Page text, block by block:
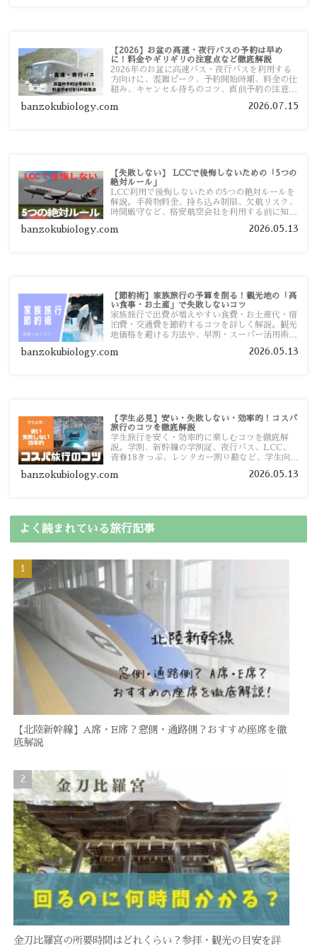
【2026】お盆の高速・夜行バスの予約は早め
に！料金やギリギリの注意点など徹底解説
2026年のお盆に高速バス・夜行バスを利用する
方向けに、混雑ピーク、予約開始時期、料金の仕
組み、キャンセル待ちのコツ、直前予約の注意点
banzokubiology.com 2026.07.15
【失敗しない】 LCCで後悔しないための「5つの
絶対ルール」
LCC利用で後悔しないための5つの絶対ルールを
解説。手荷物料金、持ち込み制限、欠航リスク、
時間厳守など、格安航空会社を利用する前に知っ
す。
banzokubiology.com 2026.05.13
【節約術】家族旅行の予算を削る！観光地の「高
い食事・お土産」で失敗しないコツ
家族旅行で出費が増えやすい食費・お土産代・宿
泊費・交通費を節約するコツを詳しく解説。観光
地価格を避ける方法や、早割・スーパー活用術、
banzokubiology.com 2026.05.13
【学生必見】安い・失敗しない・効率的！コスパ
旅行のコツを徹底解説
学生旅行を安く・効率的に楽しむコツを徹底解
説。学割、新幹線の学割証、夜行バス、LCC、
青春18きっぷ、レンタカー割り勘など、学生向け
banzokubiology.com 2026.05.13
よく読まれている旅行記事
【北陸新幹線】A席・E席？窓側・通路側？おすすめ座席を徹
底解説
金刀比羅宮の所要時間はどれくらい？参拝・観光の目安を詳